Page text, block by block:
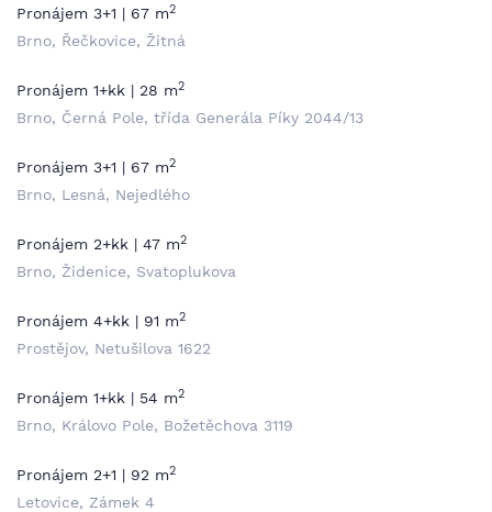
Pronájem 3+1 | 67 m2
Brno, Řečkovice, Žitná
Pronájem 1+kk | 28 m2
Brno, Černá Pole, třída Generála Píky 2044/13
Pronájem 3+1 | 67 m2
Brno, Lesná, Nejedlého
Pronájem 2+kk | 47 m2
Brno, Židenice, Svatoplukova
Pronájem 4+kk | 91 m2
Prostějov, Netušilova 1622
Pronájem 1+kk | 54 m2
Brno, Královo Pole, Božetěchova 3119
Pronájem 2+1 | 92 m2
Letovice, Zámek 4